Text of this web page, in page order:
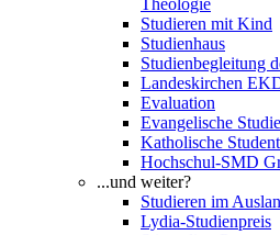
Theologie
Studieren mit Kind
Studienhaus
Studienbegleitung
Landeskirchen
Evaluation
Evangelische
Katholische
Hochschul-SMD
...und weiter?
Studieren im
Lydia-Studienpreis